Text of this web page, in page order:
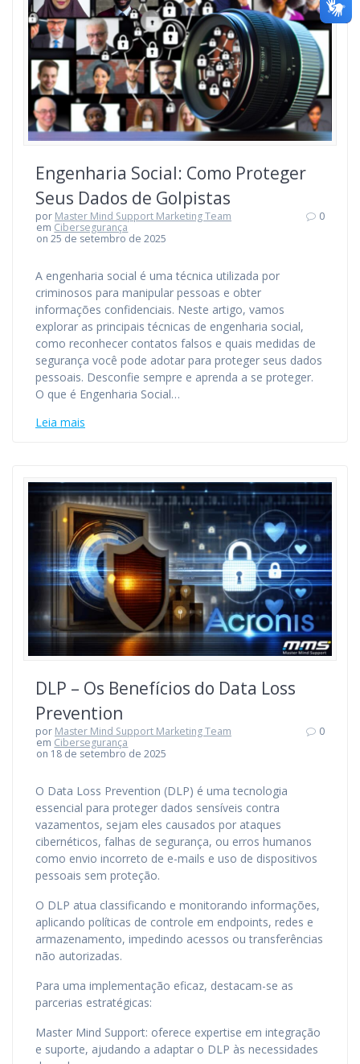
Engenharia Social: Como Proteger
Seus Dados de Golpistas
por Master Mind Support Marketing Team
em Cibersegurança
on 25 de setembro de 2025
0
A engenharia social é uma técnica utilizada por
criminosos para manipular pessoas e obter
informações confidenciais. Neste artigo, vamos
explorar as principais técnicas de engenharia social,
como reconhecer contatos falsos e quais medidas de
segurança você pode adotar para proteger seus dados
pessoais. Desconfie sempre e aprenda a se proteger.
O que é Engenharia Social…
Leia mais
DLP – Os Benefícios do Data Loss
Prevention
por Master Mind Support Marketing Team
em Cibersegurança
on 18 de setembro de 2025
0
O Data Loss Prevention (DLP) é uma tecnologia
essencial para proteger dados sensíveis contra
vazamentos, sejam eles causados por ataques
cibernéticos, falhas de segurança, ou erros humanos
como envio incorreto de e-mails e uso de dispositivos
pessoais sem proteção.
O DLP atua classificando e monitorando informações,
aplicando políticas de controle em endpoints, redes e
armazenamento, impedindo acessos ou transferências
não autorizadas.
Para uma implementação eficaz, destacam-se as
parcerias estratégicas:
Master Mind Support: oferece expertise em integração
e suporte, ajudando a adaptar o DLP às necessidades